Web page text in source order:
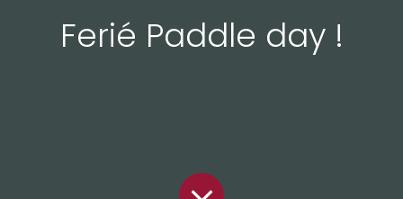
Ferié Paddle day !